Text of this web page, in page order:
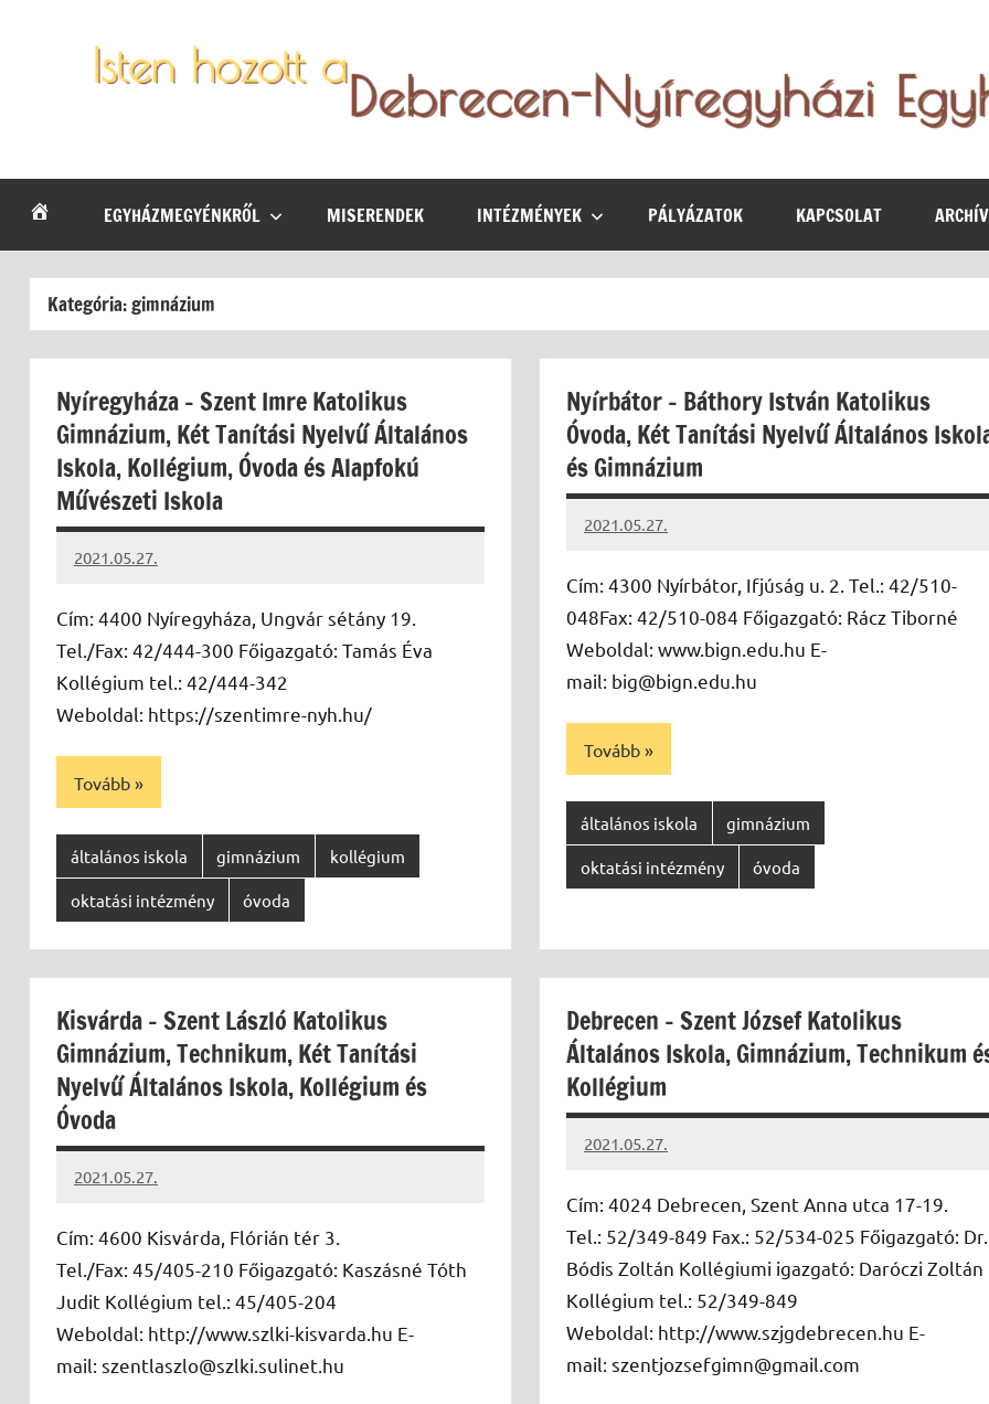
Debrecen-
Nyíregyházi
Egyházmegye
hírei,
programjaiEGYHÁZMEGYÉNKRŐL MISERENDEK INTÉZMÉNYEK PÁLYÁZATOK KAPCSOLAT
Kategória:gimnázium
Nyíregyháza – Szent Imre Katolikus
Gimnázium, Két Tanítási Nyelvű Általános
Iskola, Kollégium, Óvoda és Alapfokú
Művészeti Iskola
2021.05.27.
Papp
Cím: 4400 Nyíregyháza, Ungvár sétány 19.
Tel./Fax: 42/444-300 Főigazgató: Tamás Éva
Kollégium tel.: 42/444-342
Weboldal: https://szentimre-nyh.hu/
Tovább
általános iskola gimnázium kollégium
oktatási intézmény óvoda
Nyírbátor – Báthory István Katolikus
Óvoda, Két Tanítási Nyelvű Általános
és Gimnázium
2021.05.27.
Papp
Cím: 4300 Nyírbátor, Ifjúság u. 2. Tel.: 42/510-
048Fax: 42/510-084 Főigazgató: Rácz Tiborné
Weboldal: www.bign.edu.hu E-
mail: big@bign.edu.hu
Tovább
általános iskola gimnázium
oktatási intézmény óvoda
Kisvárda – Szent László Katolikus
Gimnázium, Technikum, Két Tanítási
Nyelvű Általános Iskola, Kollégium és
Óvoda
2021.05.27.
Papp
Cím: 4600 Kisvárda, Flórián tér 3.
Tel./Fax: 45/405-210 Főigazgató: Kaszásné Tóth
Judit Kollégium tel.: 45/405-204
Weboldal: http://www.szlki-kisvarda.hu E-
mail: szentlaszlo@szlki.sulinet.hu
Debrecen – Szent József Katolikus
Általános Iskola, Gimnázium, Technikum
Kollégium
2021.05.27.
Papp
Cím: 4024 Debrecen, Szent Anna utca 17-19.
Tel.: 52/349-849 Fax.: 52/534-025 Főigazgató: Dr.
Bódis Zoltán Kollégiumi igazgató: Daróczi Zoltán
Kollégium tel.: 52/349-849
Weboldal: http://www.szjgdebrecen.hu E-
mail: szentjozsefgimn@gmail.com